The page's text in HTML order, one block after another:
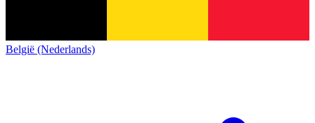
België (Nederlands)